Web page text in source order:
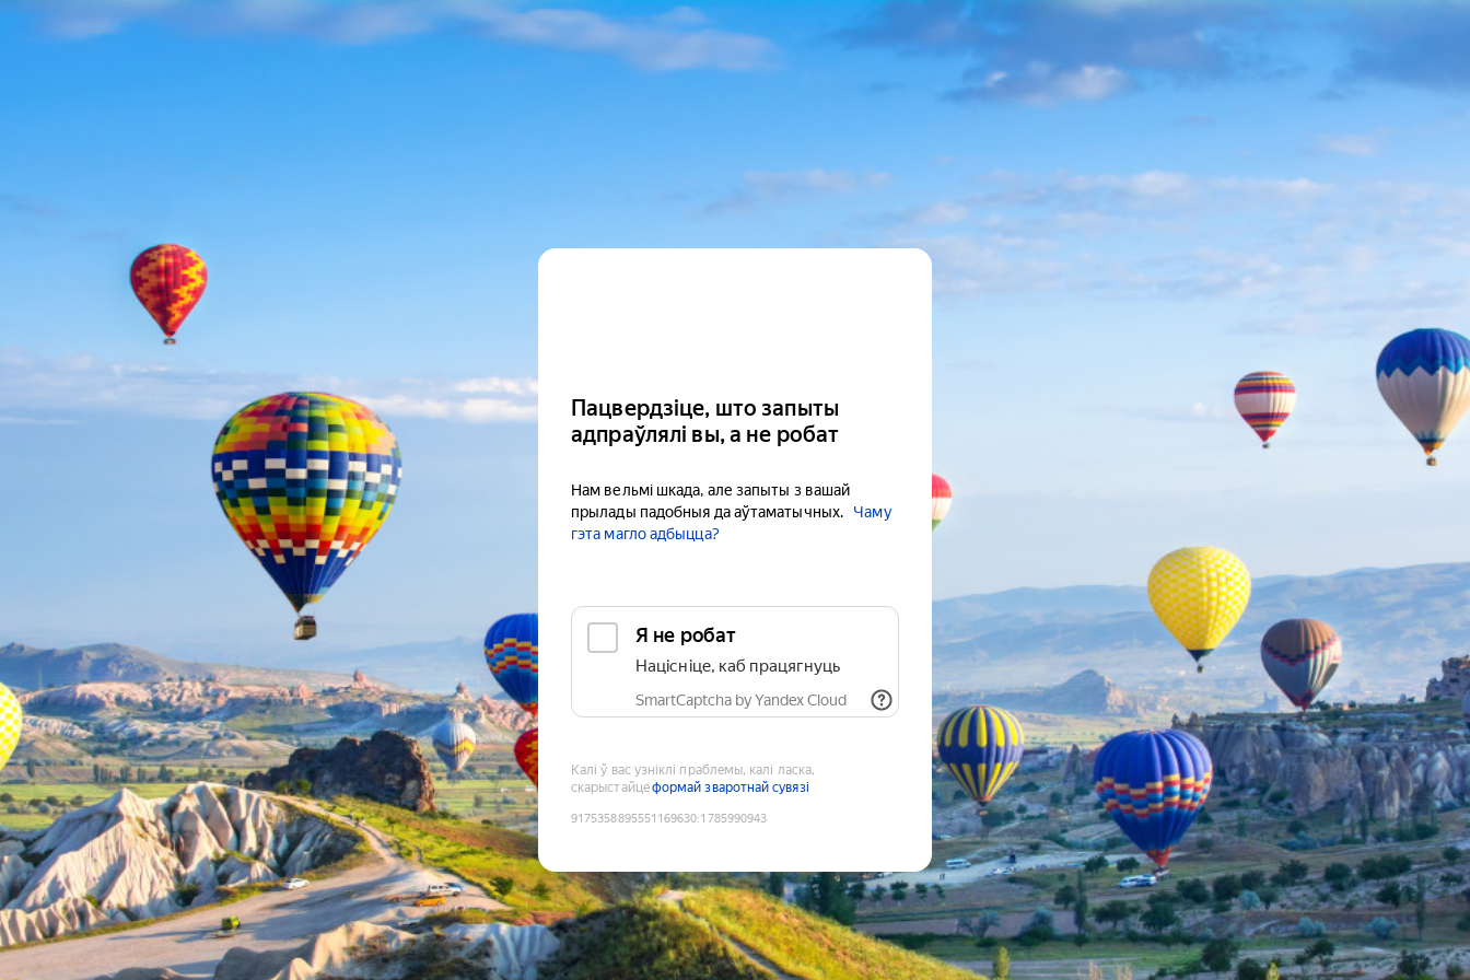
Пацвердзіце, што запыты
адпраўлялі вы, а не робат
Нам вельмі шкада, але запыты з вашай
прылады падобныя да аўтаматычных.
Чаму
гэта магло адбыцца?
Я не робат
Націсніце, каб працягнуць
SmartCaptcha by Yandex Cloud
Калі ў вас узніклі праблемы, калі ласка,
скарыстайцеформай зваротнай сувязі
9175358895551169630:1785990943